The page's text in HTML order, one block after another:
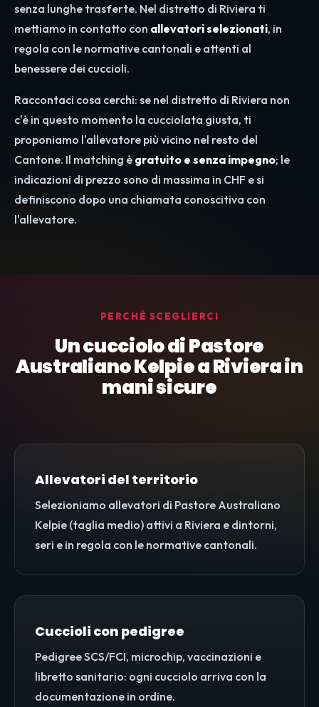
senza lunghe trasferte. Nel distretto di Riviera ti
mettiamo in contatto con allevatori selezionati, in
regola con le normative cantonali e attenti al
benessere dei cuccioli.
Raccontaci cosa cerchi: se nel distretto di Riviera non
c'è in questo momento la cucciolata giusta, ti
proponiamo l'allevatore più vicino nel resto del
Cantone. Il matching è gratuito e senza impegno; le
indicazioni di prezzo sono di massima in CHF e si
definiscono dopo una chiamata conoscitiva con
l'allevatore.
PERCHÉ SCEGLIERCI
Un cucciolo di Pastore
Australiano Kelpie a Riviera in
mani sicure
Allevatori del territorio
Selezioniamo allevatori di Pastore Australiano
Kelpie (taglia medio) attivi a Riviera e dintorni,
seri e in regola con le normative cantonali.
Cuccioli con pedigree
Pedigree SCS/FCI, microchip, vaccinazioni e
libretto sanitario: ogni cucciolo arriva con la
documentazione in ordine.